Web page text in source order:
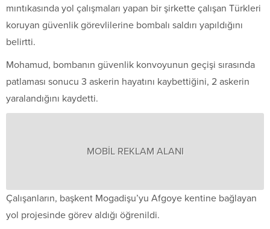
mıntıkasında yol çalışmaları yapan bir şirkette çalışan Türkleri
koruyan güvenlik görevlilerine bombalı saldırı yapıldığını
belirtti.
Mohamud, bombanın güvenlik konvoyunun geçişi sırasında
patlaması sonucu 3 askerin hayatını kaybettiğini, 2 askerin
yaralandığını kaydetti.
MOBİL REKLAM ALANI
Çalışanların, başkent Mogadişu’yu Afgoye kentine bağlayan
yol projesinde görev aldığı öğrenildi.